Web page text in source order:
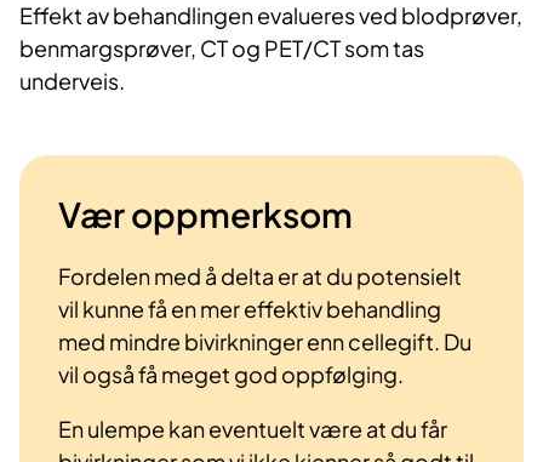
Effekt av behandlingen evalueres ved blodprøver,
benmargsprøver, CT og PET/CT som tas
underveis.
Vær oppmerksom
Fordelen med å delta er at du potensielt
vil kunne få en mer effektiv behandling
med mindre bivirkninger enn cellegift. Du
vil også få meget god oppfølging.
En ulempe kan eventuelt være at du får